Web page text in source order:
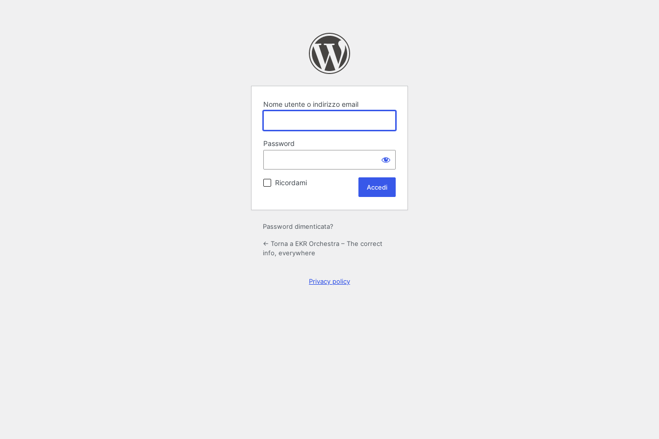
Nome utente o indirizzo email
Password
Ricordami
Password dimenticata?
← Torna a EKR Orchestra – The correct
info, everywhere
Privacy policy